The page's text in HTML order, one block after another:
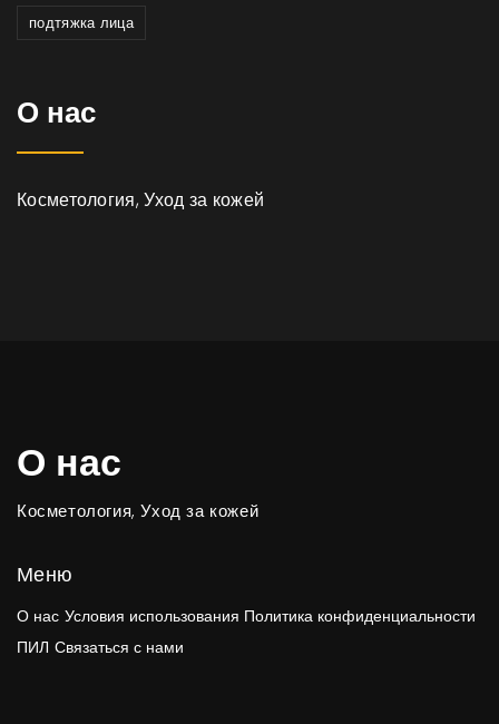
подтяжка лица
О нас
Косметология, Уход за кожей
О нас
Косметология, Уход за кожей
Меню
О нас Условия использования Политика конфиденциальности
ПИЛ Связаться с нами